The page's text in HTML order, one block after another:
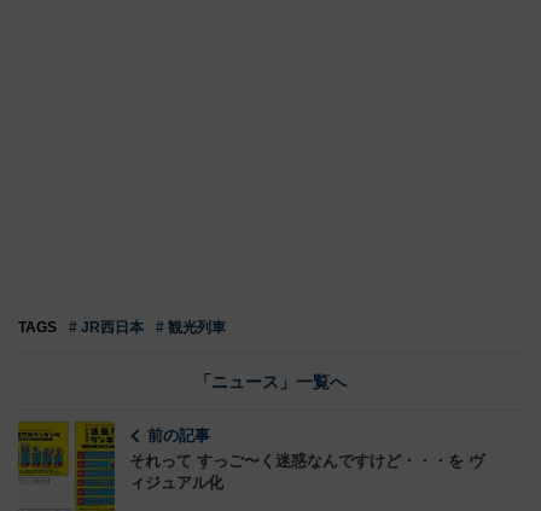
TAGS # JR西日本 # 観光列車
「ニュース」一覧へ
前の記事
それって すっご〜く迷惑なんですけど・・・を ヴ
ィジュアル化